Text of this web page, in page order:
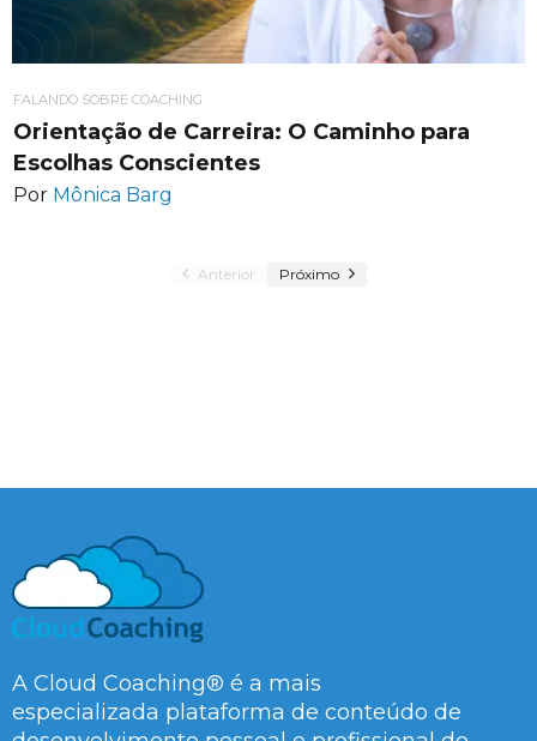
FALANDO SOBRE COACHING
Orientação de Carreira: O Caminho para
Escolhas Conscientes
Por Mônica Barg
Anterior Próximo
A Cloud Coaching® é a mais
especializada plataforma de conteúdo de